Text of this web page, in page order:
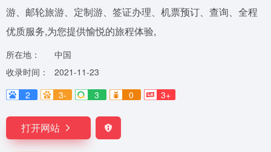
游、邮轮旅游、定制游、签证办理、机票预订、查询、全程
优质服务,为您提供愉悦的旅程体验,
所在地：
中国
收录时间：
2021-11-23
2
3- 3 0 3+
打开网站